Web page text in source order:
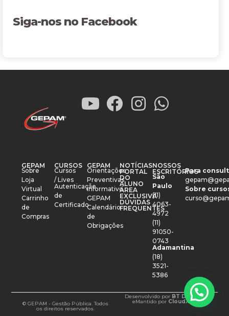
Siga-nos no Facebook
GEPAM
Sobre
Loja
Virtual
Carrinho
de
Compras
CURSOS
Cursos
/ Lives
Autenticação
de
Certificado
GEPAM
Orientações
Preventivas
Informativo
GEPAM
Calendário
de
Obrigações
NOTÍCIAS
PORTAL
DO
ALUNO
ÁREA
EXCLUSIVA
DÚVIDAS
FREQUENTES
NOSSOS
ESCRITÓRIOS
São
Paulo
(11)
4063-
4972
(11)
91050-
0743
Adamantina
(18)
3521-
5386
Para
Sobre
© GEPAM - Gestão Pública. Todos
os direitos reservados.
Desenvolvido por BT Design
eMantido por CloudXM